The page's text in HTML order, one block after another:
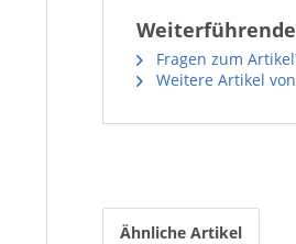
Weiterführende
Fragen zum
Weitere Artikel
Ähnliche Artikel